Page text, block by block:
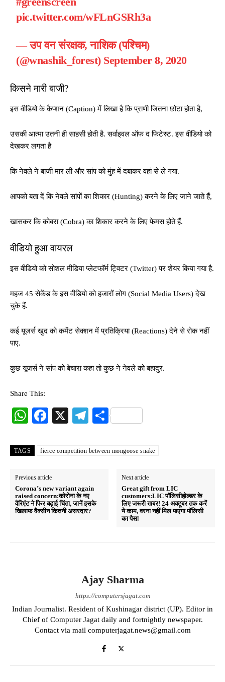
pic.twitter.com/wFLnGSRh3a
— उप वन संरक्षक, नाशिक (पश्चिम)
(@wnashik_forest) September 8, 2020
किसने मारी बाजी?
इस वीडियो के कैप्शन (Caption) में लिखा है कि प्राणी जितना छोटा होता है,
उसकी आत्मा उतनी ही साहसी होती है. सर्वाइवल ऑफ द फिटेस्ट. इस वीडियो को
देखकर लगता है
कि नेवले ने बाजी मार ली और सांप को मुंह में दबाकर वहां से ले गया.
आपको बता दें कि नेवले सांपों का शिकार (Hunting) करने के लिए जाने जाते हैं,
खासकर कि कोबरा (Cobra) का शिकार करने के लिए फेमस होते हैं.
वीडियो हुआ वायरल
इस वीडियो को सोशल मीडिया प्लेटफॉर्म ट्विटर (Twitter) पर शेयर किया गया है.
महज 45 सेकेंड के इस वीडियो को हजारों लोग (Social Media Users) देख
चुके हैं.
कई यूजर्स खुद को कमेंट सेक्शन में प्रतिक्रिया (Reactions) देने से रोक नहीं
पाए.
कुछ यूजर्स ने सांप को बेचारा कहा तो कुछ ने नेवले को बहादुर.
Share This:
W
ts
pp
Fa
bo
X
Te
gr
S
re
TAGS fierce competition between mongoose snake
Previous article
Corona’s new variant again
raised concern:कोरोना के नए
वैरिएंट ने फिर बढ़ाई चिंता, जानें इसके
खिलाफ वैक्सीन कितनी असरदार?
Next article
Great gift from LIC
customers:LIC पॉलिसीहोल्डर के
लिए जरूरी खबर! 24 अक्टूबर तक करें
ये काम, वरना नहीं मिल पाएगा पॉलिसी
का पैसा
Ajay Sharma
https://computersjagat.com
Indian Journalist. Resident of Kushinagar district (UP). Editor in
Chief of Computer Jagat daily and fortnightly newspaper.
Contact via mail computerjagat.news@gmail.com